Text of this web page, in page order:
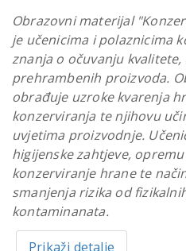
Obrazovni materijal
je učenicima i polaznicima
znanja o očuvanju
prehrambenih proizvoda.
obrađuje uzroke kvarenja
konzerviranja te njihovu
uvjetima proizvodnje.
higijenske zahtjeve,
konzerviranje hrane te
smanjenja rizika od
kontaminanata.
Prikaži detalje